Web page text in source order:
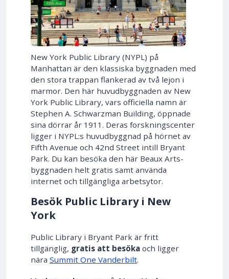
New York Public Library (NYPL) på
Manhattan är den klassiska byggnaden med
den stora trappan flankerad av två lejon i
marmor. Den här huvudbyggnaden av New
York Public Library, vars officiella namn är
Stephen A. Schwarzman Building, öppnade
sina dörrar år 1911. Deras forskningscenter
ligger i NYPL:s huvudbyggnad på hörnet av
Fifth Avenue och 42nd Street intill Bryant
Park. Du kan besöka den här Beaux Arts-
byggnaden helt gratis samt använda
internet och tillgängliga arbetsytor.
Besök Public Library i New
York
Public Library i Bryant Park är fritt
tillgänglig, gratis att besöka och ligger
nära Summit One Vanderbilt.